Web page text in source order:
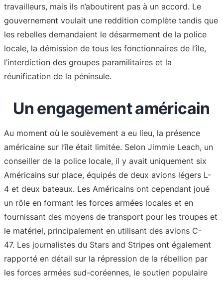
travailleurs, mais ils n’aboutirent pas à un accord. Le
gouvernement voulait une reddition complète tandis que
les rebelles demandaient le désarmement de la police
locale, la démission de tous les fonctionnaires de l’île,
l’interdiction des groupes paramilitaires et la
réunification de la péninsule.
Un engagement américain
Au moment où le soulèvement a eu lieu, la présence
américaine sur l’île était limitée. Selon Jimmie Leach, un
conseiller de la police locale, il y avait uniquement six
Américains sur place, équipés de deux avions légers L-
4 et deux bateaux. Les Américains ont cependant joué
un rôle en formant les forces armées locales et en
fournissant des moyens de transport pour les troupes et
le matériel, principalement en utilisant des avions C-
47. Les journalistes du Stars and Stripes ont également
rapporté en détail sur la répression de la rébellion par
les forces armées sud-coréennes, le soutien populaire